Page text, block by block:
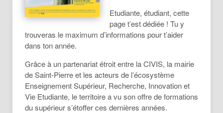
Etudiante, étudiant, cette
page t’est dédiée ! Tu y
trouveras le maximum d’informations pour t’aider
dans ton année.
Grâce à un partenariat étroit entre la CIVIS, la mairie
de Saint-Pierre et les acteurs de l’écosystème
Enseignement Supérieur, Recherche, Innovation et
Vie Etudiante, le territoire a vu son offre de formations
du supérieur s’étoffer ces dernières années.